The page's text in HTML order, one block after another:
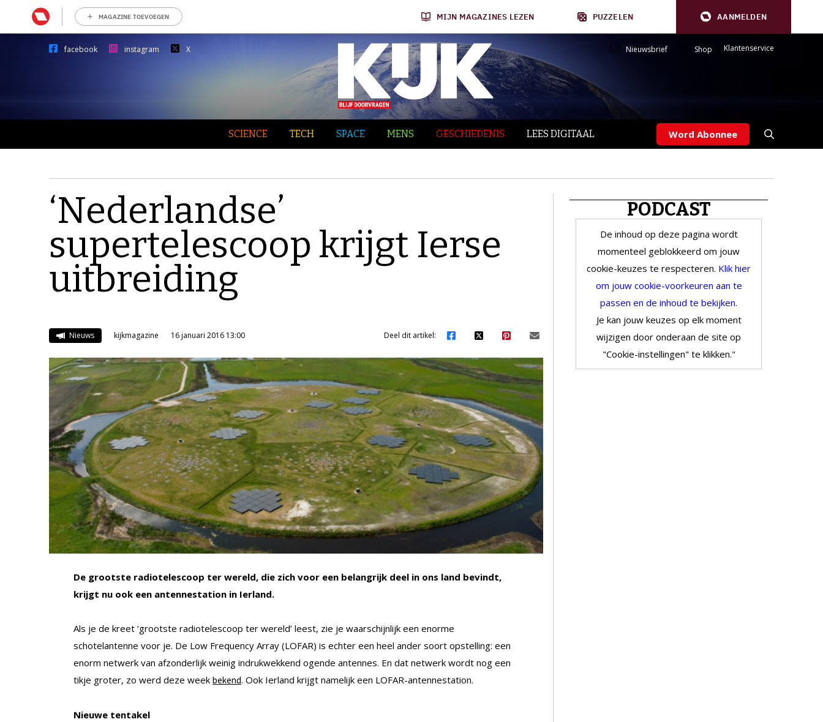
MAGAZINE TOEVOEGEN MIJN MAGAZINES LEZEN PUZZELEN AANMELDEN
facebook instagram X Nieuwsbrief Shop Klantenservice
SCIENCE TECH SPACE MENS GESCHIEDENIS LEES DIGITAAL Word Abonnee
‘Nederlandse’
supertelescoop krijgt Ierse
uitbreiding
Nieuws kijkmagazine 16 januari 2016 13:00 Deel dit artikel:
De grootste radiotelescoop ter wereld, die zich voor een belangrijk deel in ons land bevindt,
krijgt nu ook een antennestation in Ierland.
Als je de kreet ‘grootste radiotelescoop ter wereld’ leest, zie je waarschijnlijk een enorme
schotelantenne voor je. De Low Frequency Array (LOFAR) is echter een heel ander soort opstelling: een
enorm netwerk van afzonderlijk weinig indrukwekkend ogende antennes. En dat netwerk wordt nog een
tikje groter, zo werd deze week bekend. Ook Ierland krijgt namelijk een LOFAR-antennestation.
Nieuwe tentakel
PODCAST
De inhoud op deze pagina wordt
momenteel geblokkeerd om jouw
cookie-keuzes te respecteren. Klik hier
om jouw cookie-voorkeuren aan te
passen en de inhoud te bekijken.
Je kan jouw keuzes op elk moment
wijzigen door onderaan de site op
"Cookie-instellingen" te klikken."